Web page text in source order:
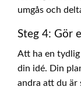
umgås och
Steg 4: Gör
Att ha en
din idé. Din
andra att du är